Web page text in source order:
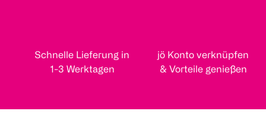
Schnelle Lieferung in
1-3 Werktagen
jö Konto verknüpfen
& Vorteile genießen